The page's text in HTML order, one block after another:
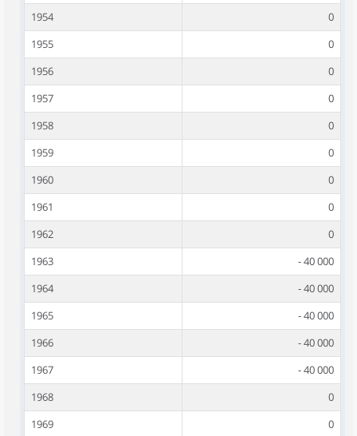
1954
0
1955
0
1956
0
1957
0
1958
0
1959
0
1960
0
1961
0
1962
0
1963
- 40 000
1964
- 40 000
1965
- 40 000
1966
- 40 000
1967
- 40 000
1968
0
1969
0